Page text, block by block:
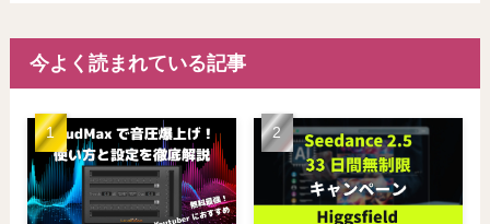
今よく読まれている記事